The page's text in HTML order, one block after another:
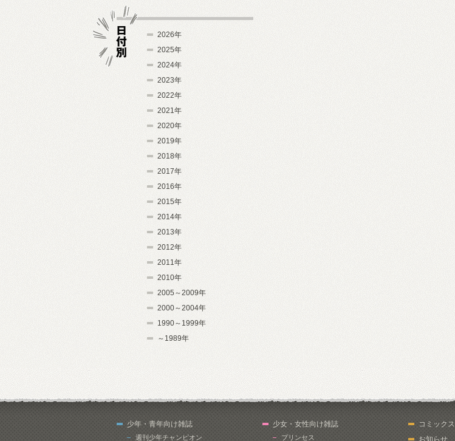
2026年
2025年
2024年
2023年
2022年
2021年
2020年
2019年
2018年
2017年
2016年
2015年
2014年
2013年
2012年
2011年
2010年
2005～2009年
2000～2004年
1990～1999年
～1989年
少年・青年向け雑誌
週刊少年チャンピオン
少女・女性向け雑誌
プリンセス
コミックス
お知らせ